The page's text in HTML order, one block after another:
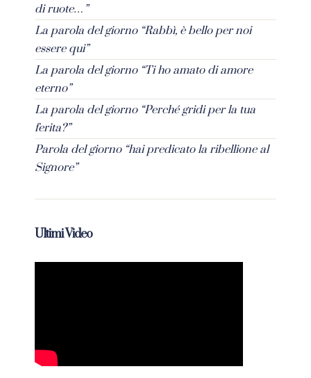
di ruote…”
La parola del giorno “Rabbì, è bello per noi
essere qui”
La parola del giorno “Ti ho amato di amore
eterno”
La parola del giorno “Perché gridi per la tua
ferita?”
Parola del giorno “hai predicato la ribellione al
Signore”
Ultimi Video